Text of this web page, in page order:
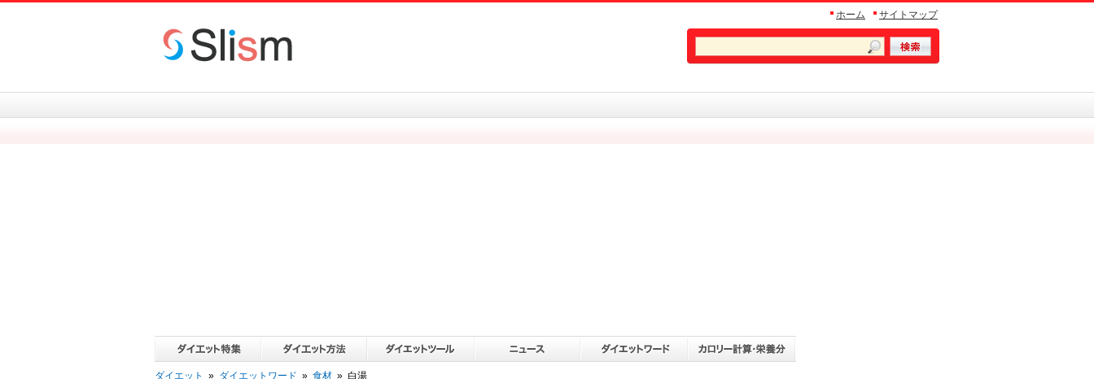
ホーム サイトマップ
ダイエット » ダイエットワード » 食材 » 白湯